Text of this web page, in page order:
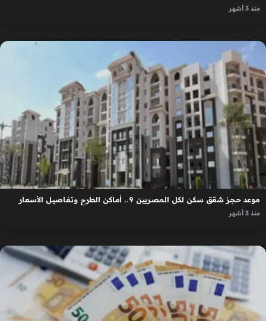
منذ 3 أشهر
موعد حجز شقق سكن لكل المصريين 9.. أماكن الطرح وتفاصيل الأسعار
منذ 3 أشهر